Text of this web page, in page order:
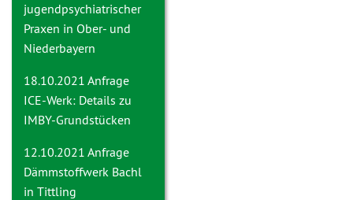
jugendpsychiatrischer
Praxen in Ober- und
Niederbayern
18.10.2021 Anfrage
ICE-Werk: Details zu
IMBY-Grundstücken
12.10.2021 Anfrage
Dämmstoffwerk Bachl
in Tittling